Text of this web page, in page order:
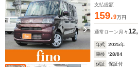
支払総額
159.9万円
通常ローン 月々
年式 2025年
車検
'28/04
保証
保証付